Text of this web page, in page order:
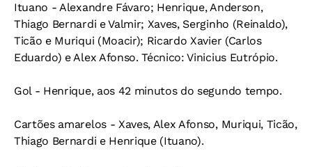
Ituano - Alexandre Fávaro; Henrique, Anderson,
Thiago Bernardi e Valmir; Xaves, Serginho (Reinaldo),
Ticão e Muriqui (Moacir); Ricardo Xavier (Carlos
Eduardo) e Alex Afonso. Técnico: Vinicius Eutrópio.
Gol - Henrique, aos 42 minutos do segundo tempo.
Cartões amarelos - Xaves, Alex Afonso, Muriqui, Ticão,
Thiago Bernardi e Henrique (Ituano).